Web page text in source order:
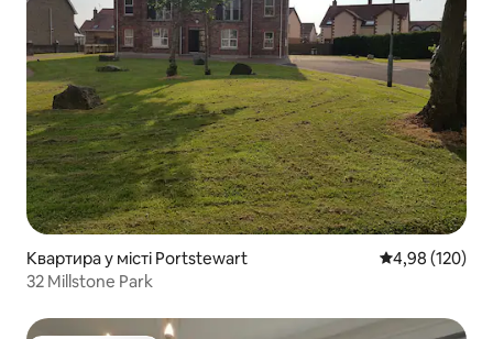
Квартира у місті Portstewart Середня
4,98 (120)
32 Millstone Park